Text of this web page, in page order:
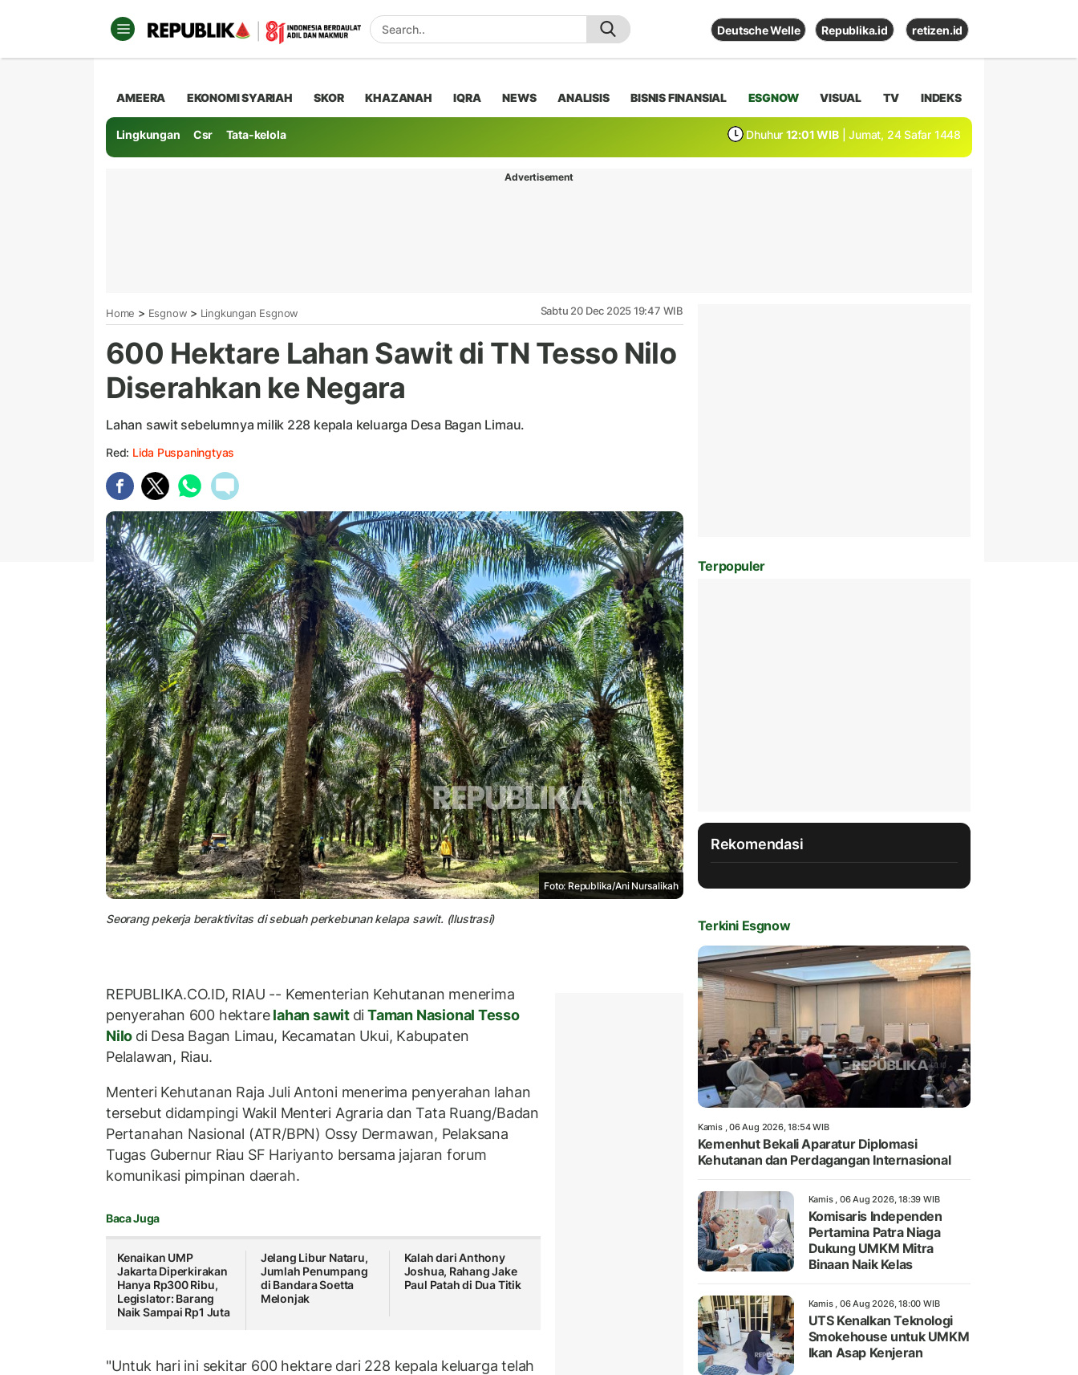
Deutsche Welle Republika.id retizen.id
AMEERA EKONOMI SYARIAH SKOR KHAZANAH IQRA NEWS ANALISIS BISNIS FINANSIAL ESGNOW VISUAL TV INDEKS
Lingkungan Csr Tata-kelola Dhuhur 12:01 WIB | Jumat, 24 Safar 1448
Advertisement
Home > Esgnow > Lingkungan Esgnow Sabtu 20 Dec 2025 19:47 WIB
600 Hektare Lahan Sawit di TN Tesso Nilo
Diserahkan ke Negara
Lahan sawit sebelumnya milik 228 kepala keluarga Desa Bagan Limau.
Red: Lida Puspaningtyas
Foto: Republika/Ani Nursalikah
Seorang pekerja beraktivitas di sebuah perkebunan kelapa sawit. (Ilustrasi)
REPUBLIKA.CO.ID, RIAU -- Kementerian Kehutanan menerima
penyerahan 600 hektarelahan sawit diTaman Nasional Tesso
Nilo di Desa Bagan Limau, Kecamatan Ukui, Kabupaten
Pelalawan, Riau.
Menteri Kehutanan Raja Juli Antoni menerima penyerahan lahan
tersebut didampingi Wakil Menteri Agraria dan Tata Ruang/Badan
Pertanahan Nasional (ATR/BPN) Ossy Dermawan, Pelaksana
Tugas Gubernur Riau SF Hariyanto bersama jajaran forum
komunikasi pimpinan daerah.
Baca Juga
Kenaikan UMP
Jakarta Diperkirakan
Hanya Rp300 Ribu,
Legislator: Barang
Naik Sampai Rp1 Juta
Jelang Libur Nataru,
Jumlah Penumpang
di Bandara Soetta
Melonjak
Kalah dari Anthony
Joshua, Rahang Jake
Paul Patah di Dua Titik
"Untuk hari ini sekitar 600 hektare dari 228 kepala keluarga telah
Terpopuler
Rekomendasi
Terkini Esgnow
Kamis , 06 Aug 2026, 18:54 WIB
Kemenhut Bekali Aparatur Diplomasi
Kehutanan dan Perdagangan Internasional
Kamis , 06 Aug 2026, 18:39 WIB
Komisaris Independen
Pertamina Patra Niaga
Dukung UMKM Mitra
Binaan Naik Kelas
Kamis , 06 Aug 2026, 18:00 WIB
UTS Kenalkan Teknologi
Smokehouse untuk UMKM
Ikan Asap Kenjeran